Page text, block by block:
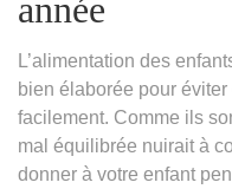
année
L’alimentation des
bien élaborée pour
facilement. Comme ils
mal équilibrée nuirait à
donner à votre enfant